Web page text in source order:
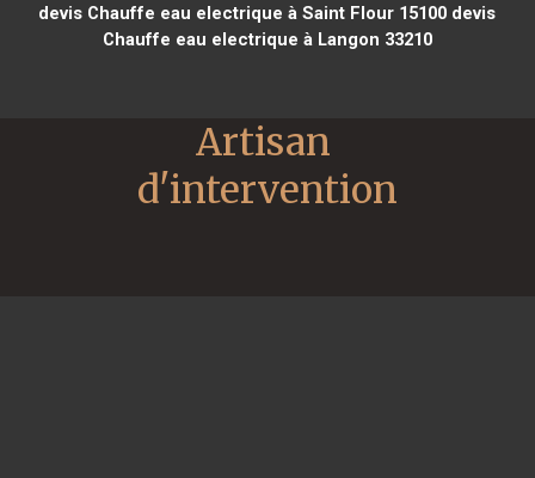
devis Chauffe eau electrique à Saint Flour 15100 devis
Chauffe eau electrique à Langon 33210
Artisan
d'intervention